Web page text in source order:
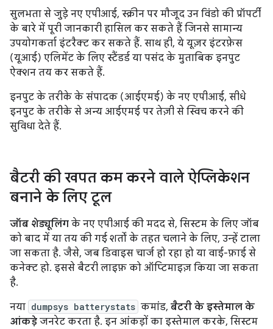
सुलभता से जुड़े नए एपीआई, स्क्रीन पर मौजूद उन विंडो की प्रॉपर्टी
के बारे में पूरी जानकारी हासिल कर सकते हैं जिनसे सामान्य
उपयोगकर्ता इंटरैक्ट कर सकते हैं. साथ ही, ये यूज़र इंटरफ़ेस
(यूआई) एलिमेंट के लिए स्टैंडर्ड या पसंद के मुताबिक इनपुट
ऐक्शन तय कर सकते हैं.
इनपुट के तरीके के संपादक (आईएमई) के नए एपीआई, सीधे
इनपुट के तरीके से अन्य आईएमई पर तेज़ी से स्विच करने की
सुविधा देते हैं.
बैटरी की खपत कम करने वाले ऐप्लिकेशन
बनाने के लिए टूल
जॉब शेड्यूलिंग के नए एपीआई की मदद से, सिस्टम के लिए जॉब
को बाद में या तय की गई शर्तों के तहत चलाने के लिए, उन्हें टाला
जा सकता है. जैसे, जब डिवाइस चार्ज हो रहा हो या वाई-फ़ाई से
कनेक्ट हो. इससे बैटरी लाइफ़ को ऑप्टिमाइज़ किया जा सकता
है.
नया dumpsys batterystats कमांड, बैटरी के इस्तेमाल के
आंकड़े जनरेट करता है. इन आंकड़ों का इस्तेमाल करके, सिस्टम